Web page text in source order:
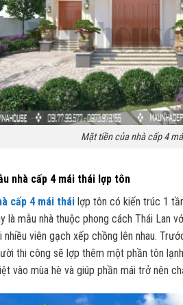
Mặt tiền của nhà cấp 4
nhà cấp 4 mái thái lợp tôn
cấp 4 mái thái lợp tôn có kiến trúc 1
là mẫu nhà thuộc phong cách Thái Lan
nhiều viên gạch xếp chồng lên nhau.
thi công sẽ lợp thêm một phần tôn
vào mùa hè và giúp phần mái trở nên